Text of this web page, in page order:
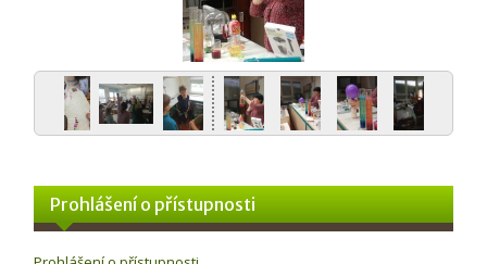
Prohlášení o přístupnosti